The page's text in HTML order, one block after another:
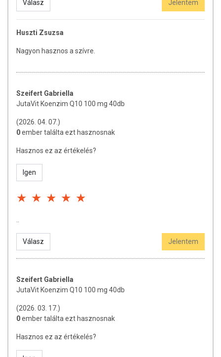
Válasz Jelentem
Huszti Zsuzsa
Nagyon hasznos a szívre.
Szeifert Gabriella
JutaVit Koenzim Q10 100 mg 40db
(2026. 04. 07.)
0ember találta ezt hasznosnak
Hasznos ez az értékelés?
Igen
Válasz Jelentem
Szeifert Gabriella
JutaVit Koenzim Q10 100 mg 40db
(2026. 03. 17.)
0ember találta ezt hasznosnak
Hasznos ez az értékelés?